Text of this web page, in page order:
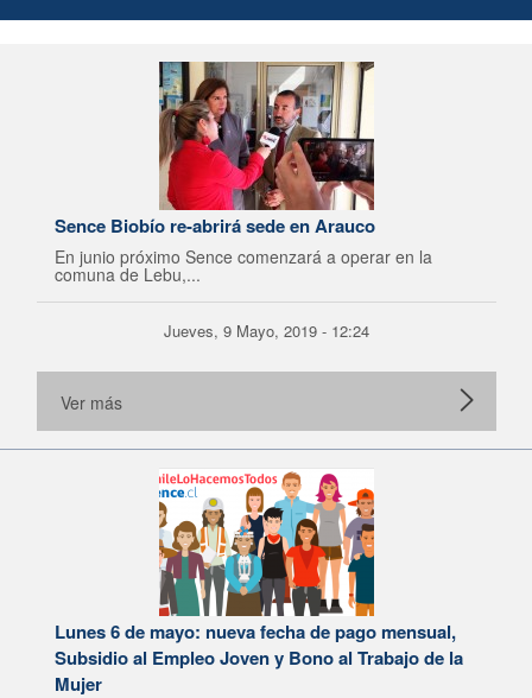
Sence Biobío re-abrirá sede en Arauco
En junio próximo Sence comenzará a operar en la
comuna de Lebu,...
Jueves, 9 Mayo, 2019 - 12:24
Ver más
Lunes 6 de mayo: nueva fecha de pago mensual,
Subsidio al Empleo Joven y Bono al Trabajo de la
Mujer